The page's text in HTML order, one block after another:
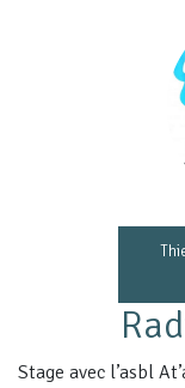
Stage avec l’asbl